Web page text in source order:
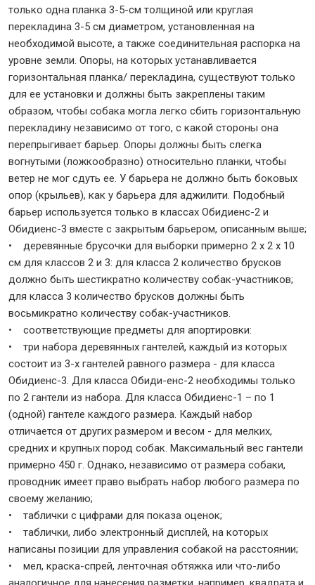
только одна планка 3-5-см толщиной или круглая
перекладина 3-5 см диаметром, установленная на
необходимой высоте, а также соединительная распорка на
уровне земли. Опоры, на которых устанавливается
горизонтальная планка/ перекладина, существуют только
для ее установки и должны быть закреплены таким
образом, чтобы собака могла легко сбить горизонтальную
перекладину независимо от того, с какой стороны она
перепрыгивает барьер. Опоры должны быть слегка
вогнутыми (ложкообразно) относительно планки, чтобы
ветер не мог сдуть ее. У барьера не должно быть боковых
опор (крыльев), как у барьера для аджилити. Подобный
барьер используется только в классах Обидиенс-2 и
Обидиенс-3 вместе с закрытым барьером, описанным выше;
• деревянные брусочки для выборки примерно 2 х 2 х 10
см для классов 2 и 3: для класса 2 количество брусков
должно быть шестикратно количеству собак-участников;
для класса 3 количество брусков должны быть
восьмикратно количеству собак-участников.
• соответствующие предметы для апортировки:
• три набора деревянных гантелей, каждый из которых
состоит из 3-х гантелей равного размера - для класса
Обидиенс-3. Для класса Обиди-енс-2 необходимы только
по 2 гантели из набора. Для класса Обидиенс-1 – по 1
(одной) гантеле каждого размера. Каждый набор
отличается от других размером и весом - для мелких,
средних и крупных пород собак. Максимальный вес гантели
примерно 450 г. Однако, независимо от размера собаки,
проводник имеет право выбрать набор любого размера по
своему желанию;
• таблички с цифрами для показа оценок;
• таблички, либо электронный дисплей, на которых
написаны позиции для управления собакой на расстоянии;
• мел, краска-спрей, ленточная обтяжка или что-либо